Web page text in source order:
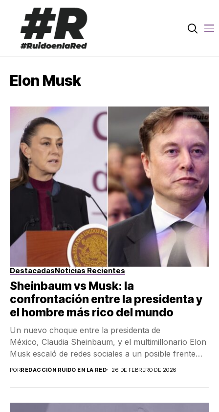
Elon Musk
DestacadasNoticias Recientes
Sheinbaum vs Musk: la
confrontación entre la presidenta y
el hombre más rico del mundo
Un nuevo choque entre la presidenta de
México, Claudia Sheinbaum, y el multimillonario Elon
Musk escaló de redes sociales a un posible frente
legal tras acusaciones...
PORREDACCIÓN RUIDO EN LA RED 26 DE FEBRERO DE 2026